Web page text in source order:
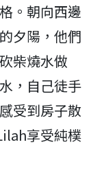
。朝向西邊
夕陽，他們
柴燒水做
，自己徒手
受到房子散
享受純樸